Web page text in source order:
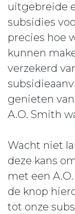
uitgebreide
subsidies
precies hoe
kunnen
verzekerd
genieten
A.O. Smith
Wacht niet
deze kans
met een
de knop
tot onze